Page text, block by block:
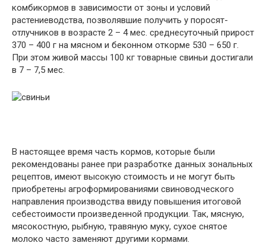
комбикормов в зависимости от зоны и условий
растениеводства, позволявшие получить у поросят-
отлучников в возрасте 2 – 4 мес. среднесуточный прирост
370 – 400 г на мясном и беконном откорме 530 – 650 г.
При этом живой массы 100 кг товарные свиньи достигали
в 7 – 7,5 мес.
В настоящее время часть кормов, которые были
рекомендованы ранее при разработке данных зональных
рецептов, имеют высокую стоимость и не могут быть
приобретены агроформированиями свиноводческого
направления производства ввиду повышения итоговой
себестоимости произведенной продукции. Так, мясную,
мясокостную, рыбную, травяную муку, сухое снятое
молоко часто заменяют другими кормами.